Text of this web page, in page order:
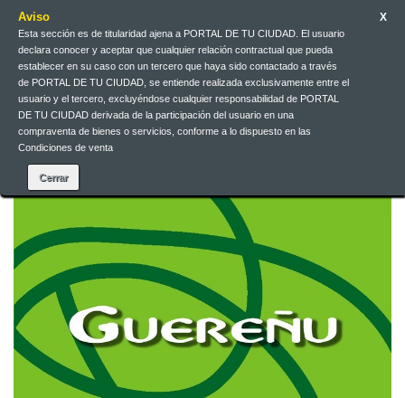
Aviso
Esta sección es de titularidad ajena a PORTAL DE TU CIUDAD. El usuario
declara conocer y aceptar que cualquier relación contractual que pueda
establecer en su caso con un tercero que haya sido contactado a través
de PORTAL DE TU CIUDAD, se entiende realizada exclusivamente entre el
usuario y el tercero, excluyéndose cualquier responsabilidad de PORTAL
DE TU CIUDAD derivada de la participación del usuario en una
compraventa de bienes o servicios, conforme a lo dispuesto en las
Condiciones de venta
X
Iniciar sesión
EUR
Galego
Galego